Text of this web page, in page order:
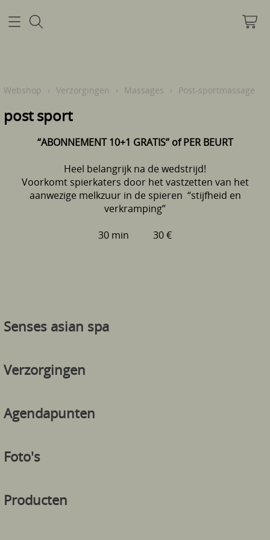
Home
Pre infectie info
Info
Contact
Senses asian spa
Verzorgingen
Agendapunten
Foto's
Producten
Webshop › Verzorgingen › Massages › Post-sportmassage
post sport
“ABONNEMENT 10+1 GRATIS” of PER BEURT
Heel belangrijk na de wedstrijd!
Voorkomt spierkaters door het vastzetten van het
aanwezige melkzuur in de spieren “stijfheid en
verkramping”
30 min 30 €